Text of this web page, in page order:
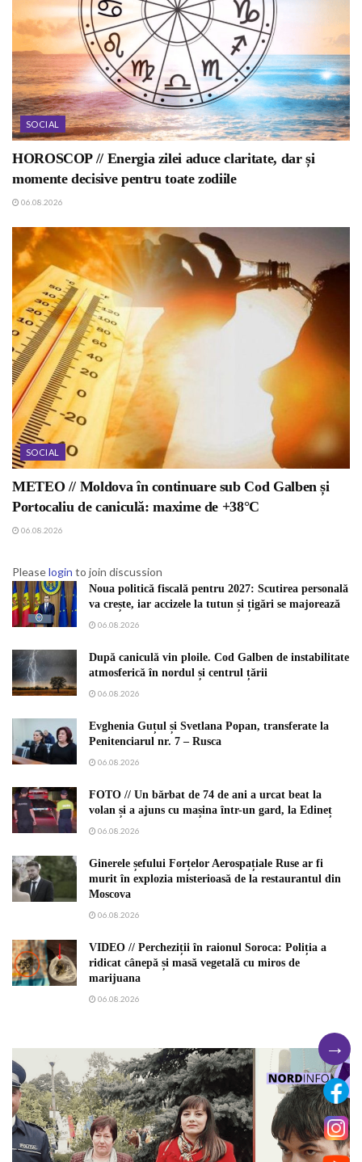
SOCIAL
HOROSCOP // Energia zilei aduce claritate, dar și
momente decisive pentru toate zodiile
06.08.2026
SOCIAL
METEO // Moldova în continuare sub Cod Galben și
Portocaliu de caniculă: maxime de +38°C
06.08.2026
Pleaselogin to join discussion
Noua politică fiscală pentru 2027: Scutirea personală
va crește, iar accizele la tutun și țigări se majorează
06.08.2026
După caniculă vin ploile. Cod Galben de instabilitate
atmosferică în nordul și centrul țării
06.08.2026
Evghenia Guțul și Svetlana Popan, transferate la
Penitenciarul nr. 7 – Rusca
06.08.2026
FOTO // Un bărbat de 74 de ani a urcat beat la
volan și a ajuns cu mașina într-un gard, la Edineț
06.08.2026
Ginerele șefului Forțelor Aerospațiale Ruse ar fi
murit în explozia misterioasă de la restaurantul din
Moscova
06.08.2026
VIDEO // Percheziții în raionul Soroca: Poliția a
ridicat cânepă și masă vegetală cu miros de
marijuana
06.08.2026
→